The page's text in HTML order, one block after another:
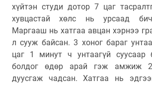
хүйтэн студи дотор 7 цаг
хувцастай хөлс нь урсаад
Маргааш нь хатгаа авцан хэрнээ
л сууж байсан. 3 хоног бараг
цаг 1 минут ч унтаагүй суусаар
болдог өдөр арай гэж амжиж
дуусгаж чадсан. Хатгаа нь